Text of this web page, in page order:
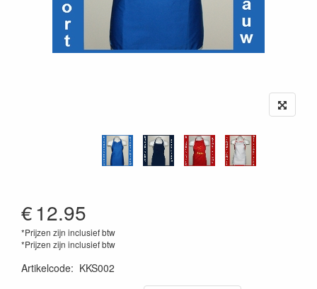
€12.95
*Prijzen zijn inclusief btw
*Prijzen zijn inclusief btw
Artikelcode: KKS002